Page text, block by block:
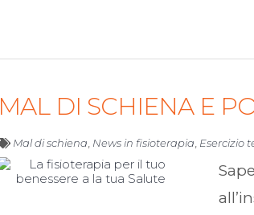
MAL DI SCHIENA E
Mal di schiena News in fisioterapia Esercizio